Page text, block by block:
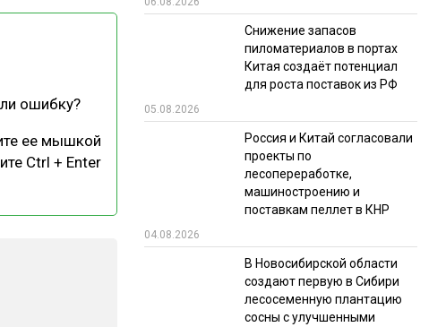
ИТОГИ МЕРОПРИЯТИЙ
ошибку?
ее мышкой
Ctrl + Enter
Снижение запасов
пиломатериалов в портах
Китая создаёт потенциал
для роста поставок из РФ
05.08.2026
Россия и Китай согласовали
проекты по
лесопереработке,
машиностроению и
поставкам пеллет в КНР
04.08.2026
В Новосибирской области
создают первую в Сибири
лесосеменную плантацию
сосны с улучшенными